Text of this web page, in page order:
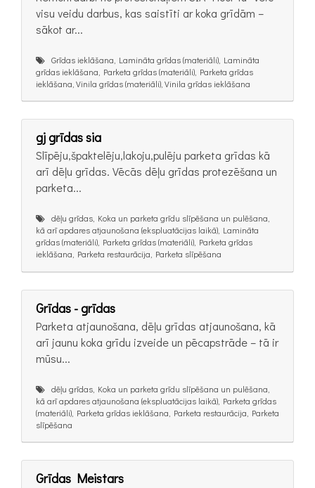
visu veidu darbus, kas saistīti ar koka grīdām –
sākot ar...
Grīdas ieklāšana, Lamināta grīdas (materiāli), Lamināta
grīdas ieklāšana, Parketa grīdas (materiāli), Parketa grīdas
ieklāšana, Vinila grīdas (materiāli), Vinila grīdas ieklāšana
gj grīdas sia
Slīpēju,špaktelēju,lakoju,pulēju parketa grīdas kā
arī dēļu grīdas. Vēcās dēļu grīdas protezēšana un
parketa...
dēļu grīdas, Koka un parketa grīdu slīpēšana un pulēšana,
kā arī apdares atjaunošana (ekspluatācijas laikā), Lamināta
grīdas (materiāli), Parketa grīdas (materiāli), Parketa grīdas
ieklāšana, Parketa restaurācija, Parketa slīpēšana
Grīdas - grīdas
Parketa atjaunošana, dēļu grīdas atjaunošana, kā
arī jaunu koka grīdu izveide un pēcapstrāde – tā ir
mūsu...
dēļu grīdas, Koka un parketa grīdu slīpēšana un pulēšana,
kā arī apdares atjaunošana (ekspluatācijas laikā), Parketa grīdas
(materiāli), Parketa grīdas ieklāšana, Parketa restaurācija, Parketa
slīpēšana
Grīdas Meistars